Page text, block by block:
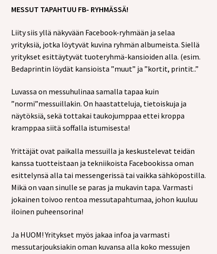
MESSUT TAPAHTUU FB- RYHMÄSSÄ!
Liity siis yllä näkyvään Facebook-ryhmään ja selaa
yrityksiä, jotka löytyvät kuvina ryhmän albumeista. Siellä
yritykset esittäytyvät tuoteryhmä-kansioiden alla. (esim.
Bedaprintin löydät kansioista ”muut” ja ”kortit, printit..”
Luvassa on messuhulinaa samalla tapaa kuin
”normi”messuillakin. On haastatteluja, tietoiskuja ja
näytöksiä, sekä tottakai taukojumppaa ettei kroppa
kramppaa siitä soffalla istumisesta!
Yrittäjät ovat paikalla messuilla ja keskustelevat teidän
kanssa tuotteistaan ja tekniikoista Facebookissa oman
esittelynsä alla tai messengerissä tai vaikka sähköpostilla.
Mikä on vaan sinulle se paras ja mukavin tapa. Varmasti
jokainen toivoo rentoa messutapahtumaa, johon kuuluu
iloinen puheensorina!
Ja HUOM! Yritykset myös jakaa infoa ja varmasti
messutarjouksiakin oman kuvansa alla koko messujen